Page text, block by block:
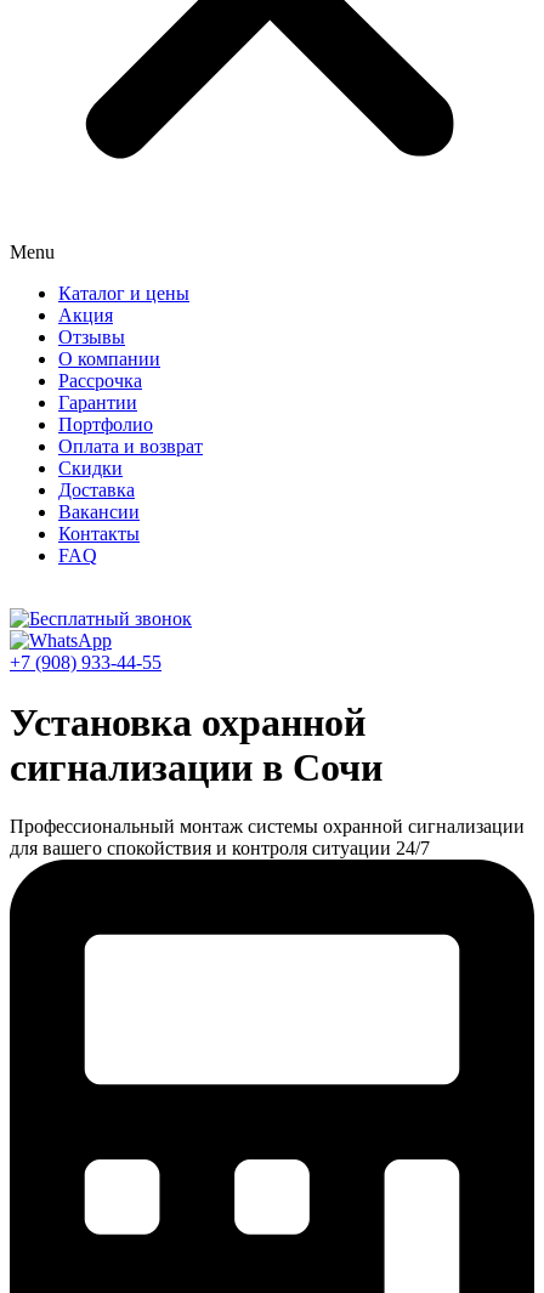
Menu
Каталог и цены
Акция
Отзывы
О компании
Рассрочка
Гарантии
Портфолио
Оплата и возврат
Скидки
Доставка
Вакансии
Контакты
FAQ
+7 (908) 933-44-55
Установка охранной
сигнализации в Сочи
Профессиональный монтаж системы охранной сигнализации
для вашего спокойствия и контроля ситуации 24/7